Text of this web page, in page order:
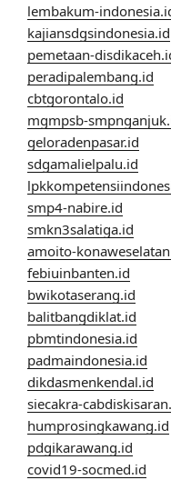
lembakum-
kajiansdgsindonesia.id
pemetaan-
peradipalembang.id
cbtgorontalo.id
mgmpsb-
geloradenpasar.id
sdgamalielpalu.id
smp4-nabire.id
smkn3salatiga.id
amoito-
febiuinbanten.id
bwikotaserang.id
balitbangdiklat.id
pbmtindonesia.id
padmaindonesia.id
dikdasmenkendal.id
siecakra-
humprosingkawang.id
pdgikarawang.id
covid19-socmed.id